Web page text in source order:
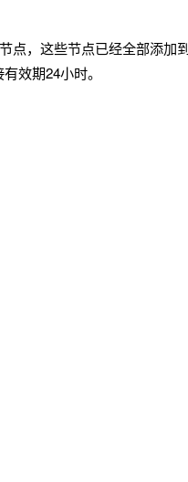
点，这些节点已经全部添加
效期24小时。